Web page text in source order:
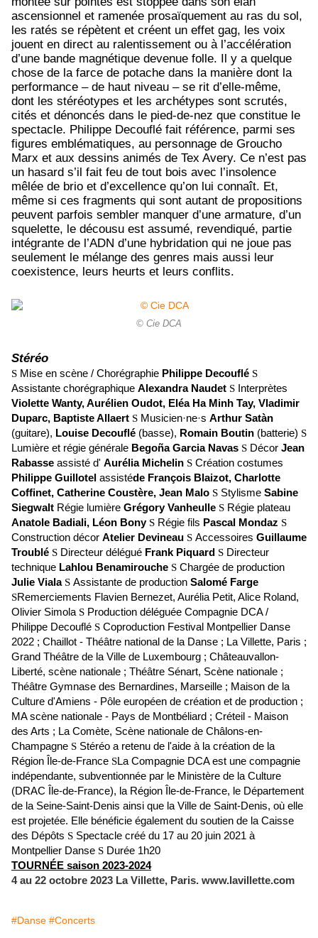
ascensionnel et ramenée prosaïquement au ras du sol,
les ratés se répètent et créent un effet gag, les voix
jouent en direct au ralentissement ou à l’accélération
d’une bande magnétique devenue folle. Il y a quelque
chose de la farce de potache dans la manière dont la
performance – de haut niveau – se rit d’elle-même,
dont les stéréotypes et les archétypes sont scrutés,
cités et dénoncés dans le pied-de-nez que constitue le
spectacle. Philippe Decouflé fait référence, parmi ses
figures emblématiques, au personnage de Groucho
Marx et aux dessins animés de Tex Avery. Ce n’est pas
un hasard s’il fait feu de tout bois avec l’insolence
mêlée de brio et d’excellence qu’on lui connaît. Et,
même si ces fragments qui sont autant de propositions
peuvent parfois sembler manquer d’une armature, d’un
squelette, le décousu est assumé, revendiqué, partie
intégrante de l’ADN d’une hybridation qui ne joue pas
seulement le mélange des genres mais aussi leur
coexistence, leurs heurts et leurs conflits.
© Cie DCA
Stéréo
S Mise en scène / Chorégraphie Philippe Decouflé S
Assistante chorégraphique Alexandra Naudet S Interprètes
Violette Wanty, Aurélien Oudot, Eléa Ha Minh Tay, Vladimir
Duparc, Baptiste Allaert S Musicien·ne·s Arthur Satàn
(guitare), Louise Decouflé (basse), Romain Boutin (batterie) S
Lumière et régie générale Begoña Garcia Navas S Décor Jean
Rabasse assisté d' Aurélia Michelin S Création costumes
Philippe Guillotel assistéde François Blaizot, Charlotte
Coffinet, Catherine Coustère, Jean Malo S Stylisme Sabine
Siegwalt Régie lumière Grégory Vanheulle S Régie plateau
Anatole Badiali, Léon Bony S Régie fils Pascal Mondaz S
Construction décor Atelier Devineau S Accessoires Guillaume
Troublé S Directeur délégué Frank Piquard S Directeur
technique Lahlou Benamirouche S Chargée de production
Julie Viala S Assistante de production Salomé Farge
SRemerciements Flavien Bernezet, Aurélia Petit, Alice Roland,
Olivier Simola S Production déléguée Compagnie DCA /
Philippe Decouflé S Coproduction Festival Montpellier Danse
2022 ; Chaillot - Théâtre national de la Danse ; La Villette, Paris ;
Grand Théâtre de la Ville de Luxembourg ; Châteauvallon-
Liberté, scène nationale ; Théâtre Sénart, Scène nationale ;
Théâtre Gymnase des Bernardines, Marseille ; Maison de la
Culture d'Amiens - Pôle européen de création et de production ;
MA scène nationale - Pays de Montbéliard ; Créteil - Maison
des Arts ; La Comète, Scène nationale de Châlons-en-
Champagne S Stéréo a retenu de l'aide à la création de la
Région Île-de-France SLa Compagnie DCA est une compagnie
indépendante, subventionnée par le Ministère de la Culture
(DRAC Île-de-France), la Région Île-de-France, le Département
de la Seine-Saint-Denis ainsi que la Ville de Saint-Denis, où elle
est projetée. Elle bénéficie également du soutien de la Caisse
des Dépôts S Spectacle créé du 17 au 20 juin 2021 à
Montpellier Danse S Durée 1h20
TOURNÉE saison 2023-2024
4 au 22 octobre 2023 La Villette, Paris. www.lavillette.com
#Danse #Concerts